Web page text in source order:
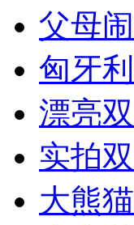
无痛分娩是否安
外交部：反对
外交部：有关
安徽一实载49
父母
匈牙
漂亮
实拍
大熊